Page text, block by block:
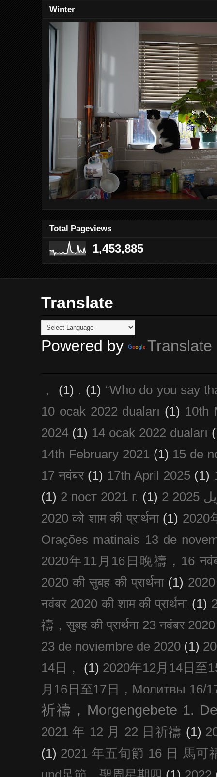
Winter
Total Pageviews
1,453,885
Translate
Powered by Translate
， (1) . (1) “Who do you say
10 ocak 2022 duaları (1) 10th
2024 (1) 14 ocak 2022 duaları
14th February 2021 (1) 15 de
17 नवंबर (1) 17th April 2025 (1)
(1) 2 пост 2021 г. (1)
2020 को शाम की प्रार्थना (1) 2020
Orações matinais 13 de
2020年11月16日晚禱，16
2020 की सुबह की प्रार्थना (1)
नवंबर 2020 की शाम की प्रार्थना (1)
禱，सुबह की प्रार्थना 23 नवंबर 2020
23 de noviembre de 2020 (1)
14日，
(1) 2020年12月14日至
月16日至17日，Молитвы 16/
祈禱，Morgengebete 1.
2021 年 12 月 22 日祈禱 (1)
(1) 2021 年五旬節 16 日 馬可